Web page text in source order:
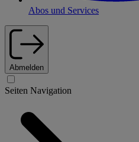
Abos und Services
Abmelden
Seiten Navigation